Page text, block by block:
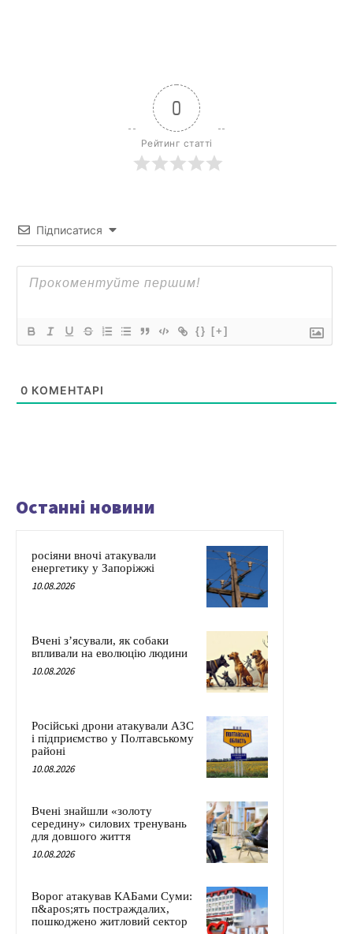
0
Рейтинг статті
Підписатися
{} [+]
0 КОМЕНТАРІ
Останні новини
росіяни вночі атакували
енергетику у Запоріжжі
10.08.2026
Вчені з’ясували, як собаки
впливали на еволюцію людини
10.08.2026
Російські дрони атакували АЗС
і підприємство у Полтавському
районі
10.08.2026
Вчені знайшли «золоту
середину» силових тренувань
для довшого життя
10.08.2026
Ворог атакував КАБами Суми:
п&apos;ять постраждалих,
пошкоджено житловий сектор